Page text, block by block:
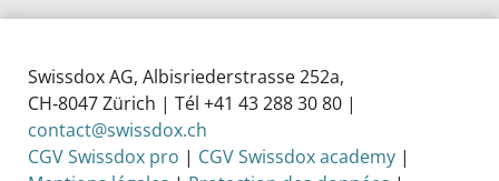
Swissdox AG, Albisriederstrasse 252a,
CH‑8047 Zürich | Tél +41 43 288 30 80 |
contact@swissdox.ch
CGV Swissdox pro | CGV Swissdox academy |